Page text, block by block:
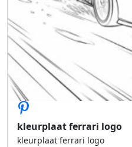
kleurplaat ferrari logo
kleurplaat ferrari logo